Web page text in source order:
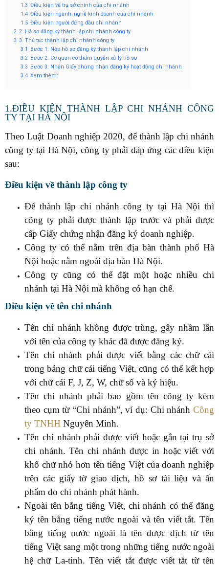
1.3 Điều kiện về trụ sở chính của chi nhánh
1.4 Điều kiện ngành, nghề kinh doanh của chi nhánh
1.5 Điều kiện người đứng đầu chi nhánh
2 2. Hồ sơ đăng ký thành lập chi nhánh công ty
3 3. Thủ tục thành lập chi nhánh công ty
3.1
Bước 1: Nộp hồ sơ đăng ký thành lập chi nhánh
3.2 Bước 2: Cơ quan có thẩm quyền xử lý hồ sơ
3.3
Bước 3: Nhận Giấy chứng nhận đăng ký hoạt động chi nhánh
3.4 Xem thêm:
1.ĐIỀU KIỆN THÀNH LẬP CHI NHÁNH CÔNG
TY TẠI HÀ NỘI
Theo Luật Doanh nghiệp 2020, để thành lập chi nhánh
công ty tại Hà Nội, công ty phải đáp ứng các điều kiện
sau:
Điều kiện về thành lập công ty
Để thành lập chi nhánh công ty tại Hà Nội thì
công ty phải được thành lập trước và phải được
cấp Giấy chứng nhận đăng ký doanh nghiệp.
Công ty có thể nằm trên địa bàn thành phố Hà
Nội hoặc nằm ngoài địa bàn Hà Nội.
Công ty cũng có thể đặt một hoặc nhiều chi
nhánh tại Hà Nội mà không có hạn chế.
Điều kiện về tên chi nhánh
Tên chi nhánh không được trùng, gây nhầm lẫn
với tên của công ty khác đã được đăng ký.
Tên chi nhánh phải được viết bằng các chữ cái
trong bảng chữ cái tiếng Việt, cũng có thể kết hợp
với chữ cái F, J, Z, W, chữ số và ký hiệu.
Tên chi nhánh phải bao gồm tên công ty kèm
theo cụm từ “Chi nhánh”, ví dụ: Chi nhánh Công
ty TNHH Nguyên Minh.
Tên chi nhánh phải được viết hoặc gắn tại trụ sở
chi nhánh. Tên chi nhánh được in hoặc viết với
khổ chữ nhỏ hơn tên tiếng Việt của doanh nghiệp
trên các giấy tờ giao dịch, hồ sơ tài liệu và ấn
phẩm do chi nhánh phát hành.
Ngoài tên bằng tiếng Việt, chi nhánh có thể đăng
ký tên bằng tiếng nước ngoài và tên viết tắt. Tên
bằng tiếng nước ngoài là tên được dịch từ tên
tiếng Việt sang một trong những tiếng nước ngoài
hệ chữ La-tinh. Tên viết tắt được viết tắt từ tên